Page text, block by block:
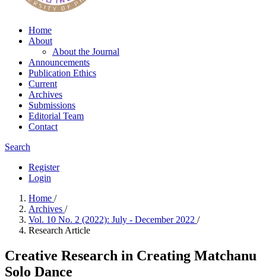
Home
About
About the Journal
Announcements
Publication Ethics
Current
Archives
Submissions
Editorial Team
Contact
Search
Register
Login
Home /
Archives /
Vol. 10 No. 2 (2022): July - December 2022 /
Research Article
Creative Research in Creating Matchanu
Solo Dance